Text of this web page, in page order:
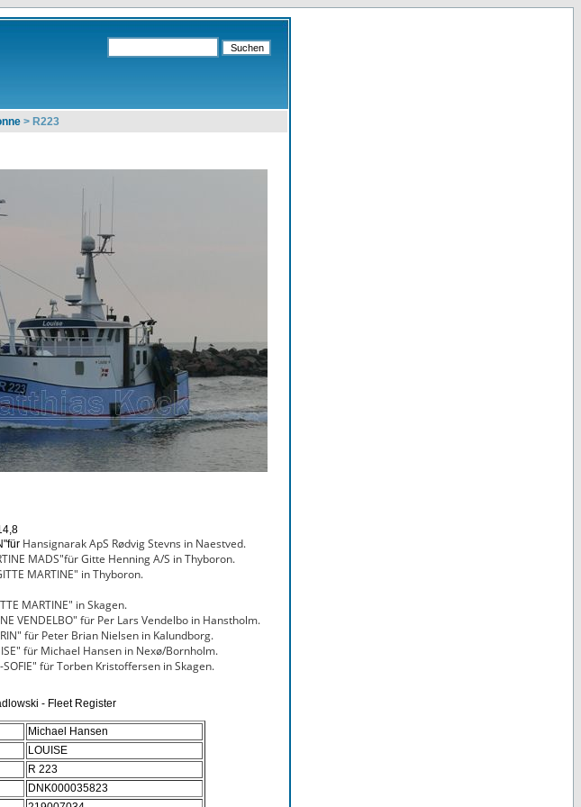
> R223
Hansignarak ApS Rødvig Stevns in Naestved.
MADS"für Gitte Henning A/S in Thyboron.
MARTINE" in Thyboron.
MARTINE" in Skagen.
VENDELBO" für Per Lars Vendelbo in Hanstholm.
für Peter Brian Nielsen in Kalundborg.
für Michael Hansen in Nexø/Bornholm.
SOFIE" für Torben Kristoffersen in Skagen.
- Fleet Register
Michael Hansen
LOUISE
R 223
DNK000035823